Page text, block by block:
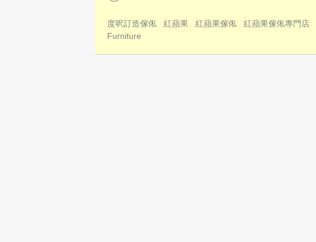
度呎訂造傢俬 紅蘋果 紅蘋果傢俬 紅蘋果傢俬專門店
Furniture